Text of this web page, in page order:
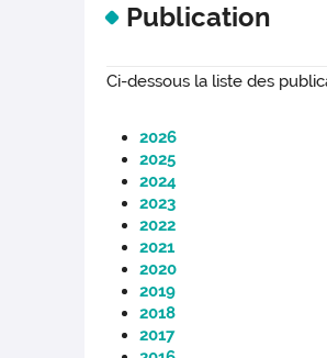
Publication
Ci-dessous la liste des
2026
2025
2024
2023
2022
2021
2020
2019
2018
2017